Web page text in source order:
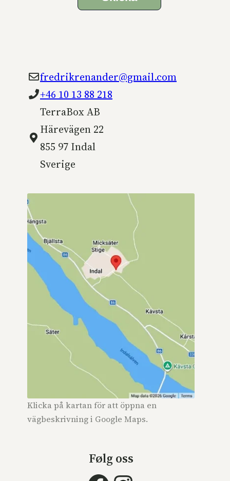
fredrikrenander@gmail.com
+46 10 13 88 218
TerraBox AB
Härevägen 22
855 97 Indal
Sverige
Klicka på kartan för att öppna en
vägbeskrivning i Google Maps.
Følg oss